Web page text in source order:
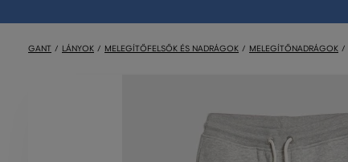
GANT LÁNYOK MELEGÍTŐFELSŐK ÉS NADRÁGOK MELEGÍTŐNADRÁGOK